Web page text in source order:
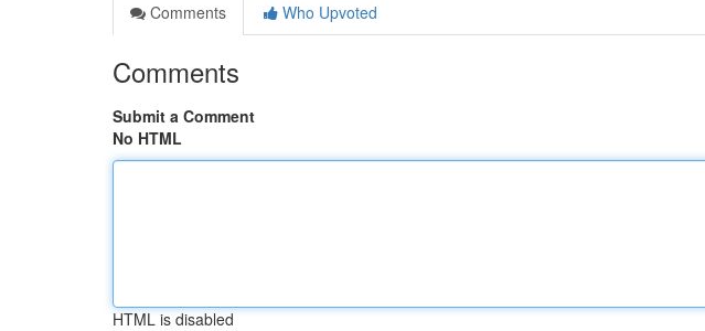
Comments
Who Upvoted
Comments
Submit a Comment
No HTML
HTML is disabled